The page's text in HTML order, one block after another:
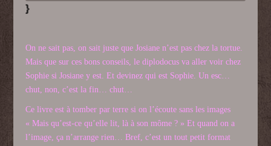
}
On ne sait pas, on sait juste que Josiane n’est pas chez la tortue.
Mais que sur ces bons conseils, le diplodocus va aller voir chez
Sophie si Josiane y est. Et devinez qui est Sophie. Un esc…
chut, non, c’est la fin… chut…
Ce livre est à tomber par terre si on l’écoute sans les images
« Mais qu’est-ce qu’elle lit, là à son môme ? » Et quand on a
l’image, ça n’arrange rien… Bref, c’est un tout petit format